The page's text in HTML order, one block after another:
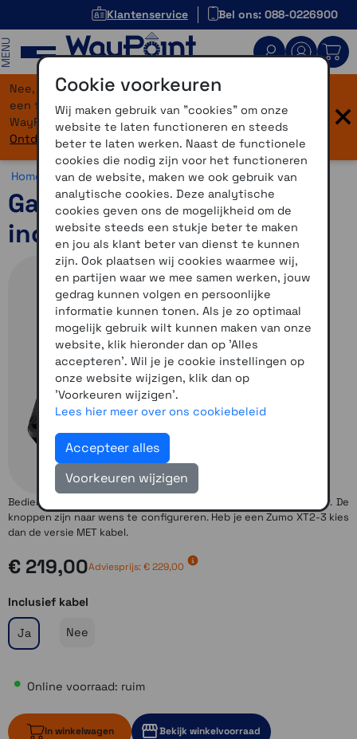
Klantenservice Bel ons: 088-0226900
Nee, je bent niet verdwaald! Onze website heeft
een flinke upgrade gekregen. Dezelfde vertrouwde
WayPoint-service, maar dan in een modern jasje.
Ontdek hier wat er allemaal nieuw is.
×
Home >Accessoires >Overig > Motor accessoires
Garmin Stuurbediening
inclusief Y-kabel
Bedien je Garmin Zumo XT2-3 of Garmin Tread 2 vanaf je stuur. De
knoppen zijn naar wens te configureren. Heb je een Zumo XT2-3 kies
dan de versie MET kabel.
€ 219,00Adviesprijs: € 229,00
Inclusief kabel
Ja Nee
Online voorraad: ruim
In winkelwagen Bekijk winkelvoorraad
Cookie voorkeuren
Wij maken gebruik van "cookies" om onze
website te laten functioneren en steeds
beter te laten werken. Naast de functionele
cookies die nodig zijn voor het functioneren
van de website, maken we ook gebruik van
analytische cookies. Deze analytische
cookies geven ons de mogelijkheid om de
website steeds een stukje beter te maken
en jou als klant beter van dienst te kunnen
zijn. Ook plaatsen wij cookies waarmee wij,
en partijen waar we mee samen werken, jouw
gedrag kunnen volgen en persoonlijke
informatie kunnen tonen. Als je zo optimaal
mogelijk gebruik wilt kunnen maken van onze
website, klik hieronder dan op 'Alles
accepteren'. Wil je je cookie instellingen op
onze website wijzigen, klik dan op
'Voorkeuren wijzigen'.
Lees hier meer over ons cookiebeleid
Accepteer alles
Voorkeuren wijzigen